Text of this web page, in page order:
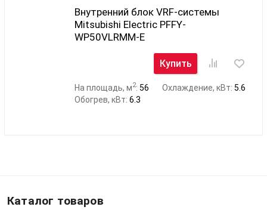
Внутренний блок VRF-системы
Mitsubishi Electric PFFY-
WP50VLRMM-E
Купить
На площадь, м2: 56 Охлаждение, кВт:5.6
Обогрев, кВт: 6.3
Каталог товаров